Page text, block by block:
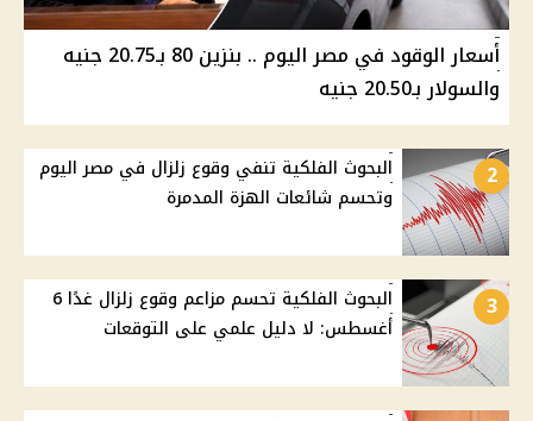
أسعار الوقود في مصر اليوم .. بنزين 80 بـ20.75 جنيه
والسولار بـ20.50 جنيه
2
البحوث الفلكية تنفي وقوع زلزال في مصر اليوم
وتحسم شائعات الهزة المدمرة
3
البحوث الفلكية تحسم مزاعم وقوع زلزال غدًا 6
أغسطس: لا دليل علمي على التوقعات